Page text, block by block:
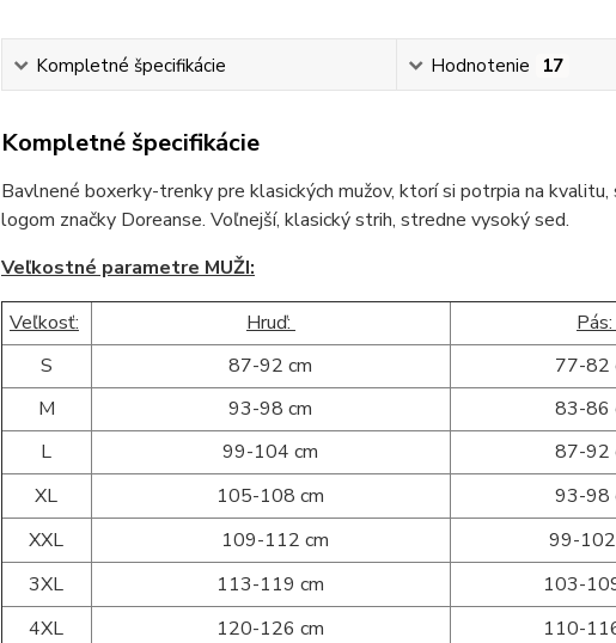
Kompletné špecifikácie Hodnotenie 17
Kompletné špecifikácie
Bavlnené boxerky-trenky pre klasických mužov, ktorí si potrpia na
logom značky Doreanse. Voľnejší, klasický strih, stredne vysoký sed.
Veľkostné parametre MUŽI:
Veľkosť: Hruď:
Pás:
S
87-92 cm
77-82
M
93-98 cm
83-86
L
99-104 cm
87-92
XL
105-108 cm
93-98
XXL
109-112 cm
99-
3XL
113-119 cm
103-
4XL
120-126 cm
110-